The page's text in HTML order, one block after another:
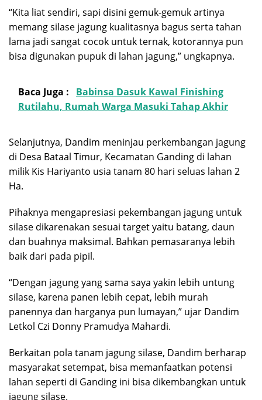
“Kita liat sendiri, sapi disini gemuk-gemuk artinya
memang silase jagung kualitasnya bagus serta tahan
lama jadi sangat cocok untuk ternak, kotorannya pun
bisa digunakan pupuk di lahan jagung,” ungkapnya.
Baca Juga :
Babinsa Dasuk Kawal Finishing
Rutilahu, Rumah Warga Masuki Tahap Akhir
Selanjutnya, Dandim meninjau perkembangan jagung
di Desa Bataal Timur, Kecamatan Ganding di lahan
milik Kis Hariyanto usia tanam 80 hari seluas lahan 2
Ha.
Pihaknya mengapresiasi pekembangan jagung untuk
silase dikarenakan sesuai target yaitu batang, daun
dan buahnya maksimal. Bahkan pemasaranya lebih
baik dari pada pipil.
“Dengan jagung yang sama saya yakin lebih untung
silase, karena panen lebih cepat, lebih murah
panennya dan harganya pun lumayan,” ujar Dandim
Letkol Czi Donny Pramudya Mahardi.
Berkaitan pola tanam jagung silase, Dandim berharap
masyarakat setempat, bisa memanfaatkan potensi
lahan seperti di Ganding ini bisa dikembangkan untuk
jagung silase.